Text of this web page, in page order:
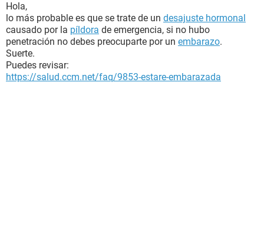
Hola,
lo más probable es que se trate de un desajuste hormonal
causado por la píldora de emergencia, si no hubo
penetración no debes preocuparte por un embarazo.
Suerte.
Puedes revisar:
https://salud.ccm.net/faq/9853-estare-embarazada